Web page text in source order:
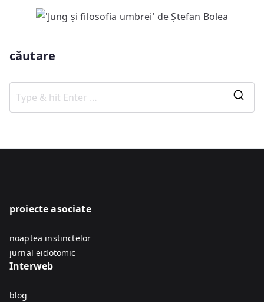
căutare
o
proiecte asociate
noaptea instinctelor
jurnal eidotomic
Interweb
blog